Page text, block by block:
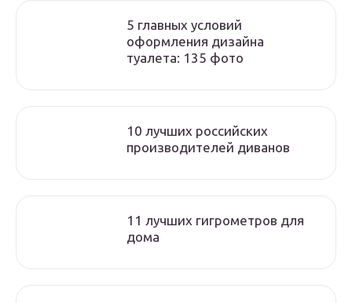
5 главных условий
оформления дизайна
туалета: 135 фото
10 лучших российских
производителей диванов
11 лучших гигрометров для
дома